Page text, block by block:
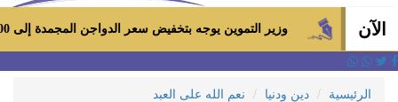
الآن وزير التموين يوجه بتخفيض سعر الدواجن المجمدة إلى 100 جنيه للكيلو بالمجمعات الاستهلاكية ومعارض «أهلاً رمضان»
الرئيسية دين ودنيا نعم الله على العبد